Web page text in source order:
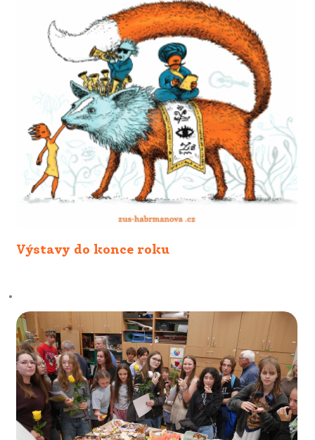
Výstavy do konce roku